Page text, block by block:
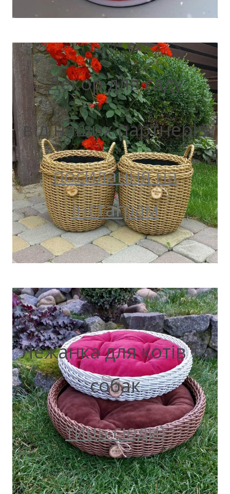
Декор для саду
від наших партнерів
посилання на
інстаграм
Лежанка для котів та
собак
тиць сюди)